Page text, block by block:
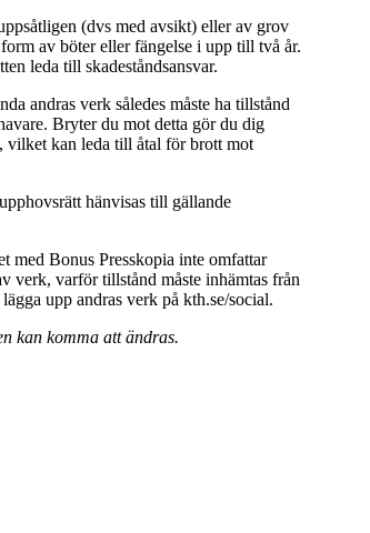
(dvs med avsikt) eller av grov
av böter eller fängelse i upp till två år.
leda till skadeståndsansvar.
andras verk således måste ha tillstånd
Bryter du mot detta gör du dig
vilket kan leda till åtal för brott mot
hänvisas till gällande
med Bonus Presskopia inte omfattar
verk, varför tillstånd måste inhämtas från
upp andras verk på kth.se/social.
kan komma att ändras.